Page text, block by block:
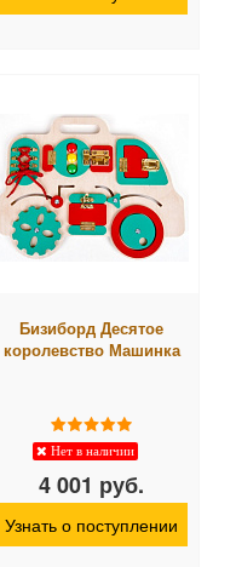
Бизиборд Десятое
королевство Машинка
Нет в наличии
4 001 руб.
Узнать о поступлении